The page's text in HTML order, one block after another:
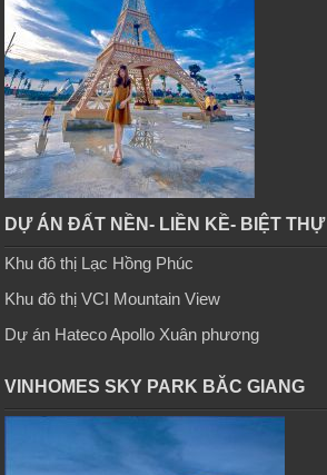
DỰ ÁN ĐẤT NỀN- LIỀN KỀ- BIỆT THỰ
Khu đô thị Lạc Hồng Phúc
Khu đô thị VCI Mountain View
Dự án Hateco Apollo Xuân phương
VINHOMES SKY PARK BĂC GIANG